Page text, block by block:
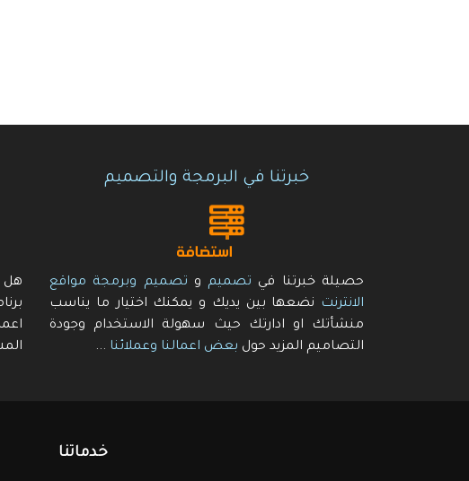
خبرتنا في البرمجة والتصميم
حصيلة خبرتنا في تصميم و تصميم وبرمجة مواقع
الانترنت نضعها بين يديك و يمكنك اختيار ما يناسب
منشأتك او ادارتك حيث سهولة الاستخدام وجودة
التصاميم المزيد حول بعض اعمالنا وعملائنا ...
هل
خدماتنا